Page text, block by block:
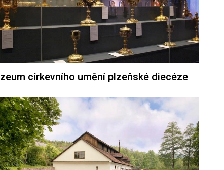
církevního umění plzeňské diecéze